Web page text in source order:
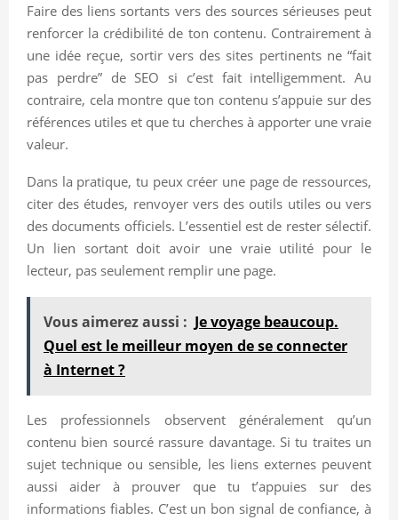
Faire des liens sortants vers des sources sérieuses peut
renforcer la crédibilité de ton contenu. Contrairement à
une idée reçue, sortir vers des sites pertinents ne “fait
pas perdre” de SEO si c’est fait intelligemment. Au
contraire, cela montre que ton contenu s’appuie sur des
références utiles et que tu cherches à apporter une vraie
valeur.
Dans la pratique, tu peux créer une page de ressources,
citer des études, renvoyer vers des outils utiles ou vers
des documents officiels. L’essentiel est de rester sélectif.
Un lien sortant doit avoir une vraie utilité pour le
lecteur, pas seulement remplir une page.
Vous aimerez aussi : Je voyage beaucoup.
Quel est le meilleur moyen de se connecter
à Internet ?
Les professionnels observent généralement qu’un
contenu bien sourcé rassure davantage. Si tu traites un
sujet technique ou sensible, les liens externes peuvent
aussi aider à prouver que tu t’appuies sur des
informations fiables. C’est un bon signal de confiance, à